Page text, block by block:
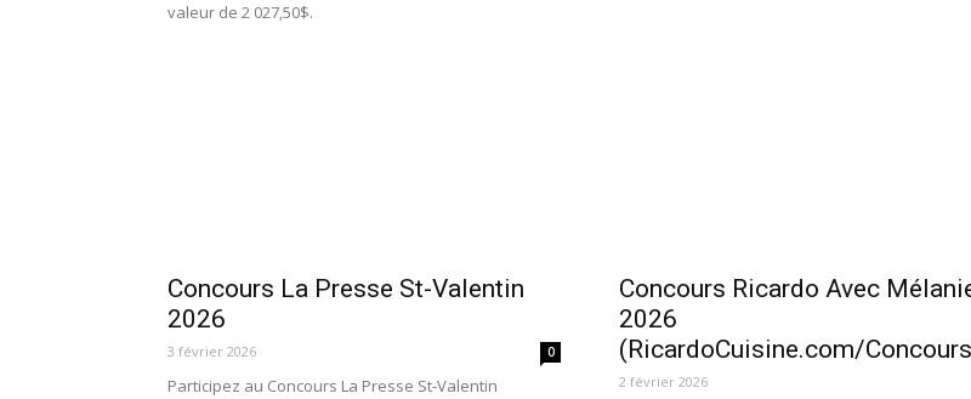
valeur de 2 027,50$.
Concours La Presse St-Valentin
2026
3 février 2026 0
Participez au Concours La Presse St-Valentin
Concours Ricardo Avec
2026
(RicardoCuisine.com/
2 février 2026